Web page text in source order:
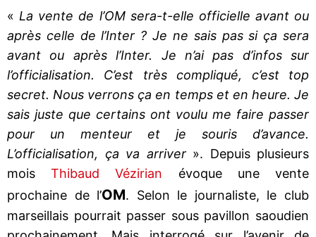
« La vente de l’OM sera-t-elle officielle avant ou
après celle de l’Inter ? Je ne sais pas si ça sera
avant ou après l’Inter. Je n’ai pas d’infos sur
l’officialisation. C’est très compliqué, c’est top
secret. Nous verrons ça en temps et en heure. Je
sais juste que certains ont voulu me faire passer
pour un menteur et je souris d’avance.
L’officialisation, ça va arriver ». Depuis plusieurs
moisThibaud Vézirian évoque une vente
prochaine de l’OM. Selon le journaliste, le club
marseillais pourrait passer sous pavillon saoudien